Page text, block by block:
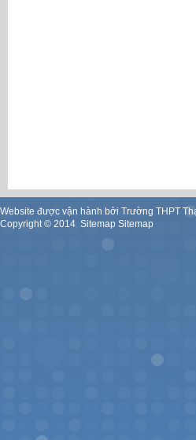
Website được vận hành bởi Trường THPT
Copyright © 2014. Sitemap Sitemap